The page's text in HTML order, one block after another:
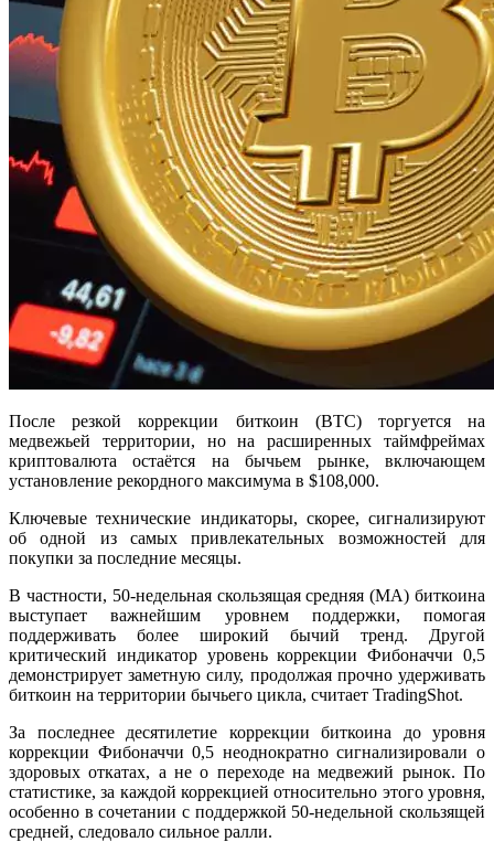
После резкой коррекции биткоин (BTC) торгуется на
медвежьей территории, но на расширенных таймфреймах
криптовалюта остаётся на бычьем рынке, включающем
установление рекордного максимума в $108,000.
Ключевые технические индикаторы, скорее, сигнализируют
об одной из самых привлекательных возможностей для
покупки за последние месяцы.
В частности, 50-недельная скользящая средняя (MA) биткоина
выступает важнейшим уровнем поддержки, помогая
поддерживать более широкий бычий тренд. Другой
критический индикатор уровень коррекции Фибоначчи 0,5
демонстрирует заметную силу, продолжая прочно удерживать
биткоин на территории бычьего цикла, считает TradingShot.
За последнее десятилетие коррекции биткоина до уровня
коррекции Фибоначчи 0,5 неоднократно сигнализировали о
здоровых откатах, а не о переходе на медвежий рынок. По
статистике, за каждой коррекцией относительно этого уровня,
особенно в сочетании с поддержкой 50-недельной скользящей
средней, следовало сильное ралли.